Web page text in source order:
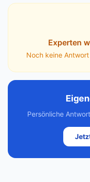
Experten
Noch keine
Persönliche